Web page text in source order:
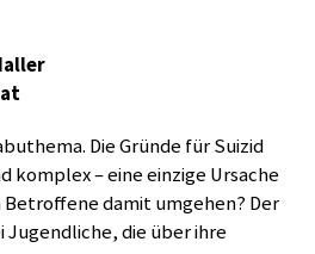
Die Gründe für Suizid
komplex – eine einzige Ursache
Betroffene damit umgehen? Der
die über ihre